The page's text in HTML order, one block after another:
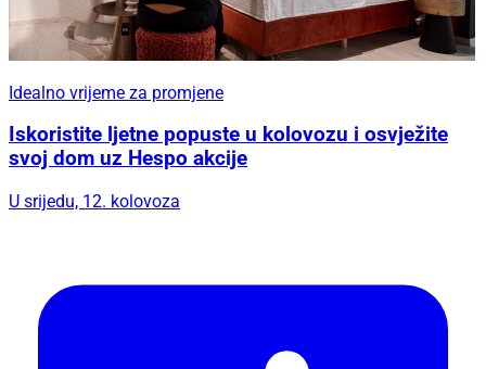
Idealno vrijeme za promjene
Iskoristite ljetne popuste u kolovozu i osvježite
svoj dom uz Hespo akcije
U srijedu, 12. kolovoza